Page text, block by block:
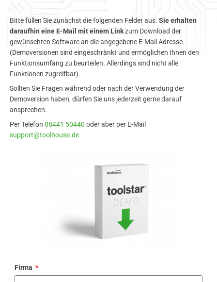
Bitte füllen Sie zunächst die folgenden Felder aus. Sie erhalten
daraufhin eine E-Mail mit einem Linkzum Download der
gewünschten Software an die angegebene E-Mail Adresse.
(Demoversionen sind eingeschränkt und ermöglichen Ihnen den
Funktionsumfang zu beurteilen. Allerdings sind nicht alle
Funktionen zugreifbar).
Sollten Sie Fragen während oder nach der Verwendung der
Demoversion haben, dürfen Sie uns jederzeit gerne darauf
ansprechen.
Per Telefon 08441 50440 oder aber per E-Mail
support@toolhouse.de
Firma